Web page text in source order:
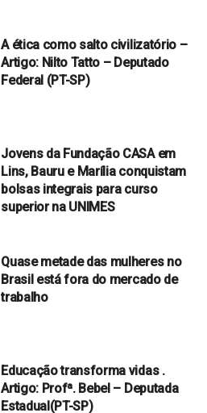
A ética como salto civilizatório –
Artigo: Nilto Tatto – Deputado
Federal (PT-SP)
Jovens da Fundação CASA em
Lins, Bauru e Marília conquistam
bolsas integrais para curso
superior na UNIMES
Quase metade das mulheres no
Brasil está fora do mercado de
trabalho
Educação transforma vidas .
Artigo: Profª. Bebel – Deputada
Estadual(PT-SP)